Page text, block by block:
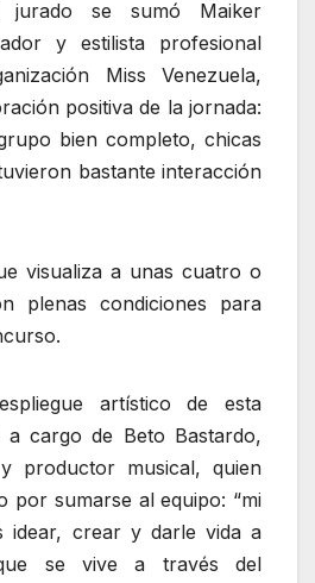
se sumó Maiker
y estilista profesional
Miss Venezuela,
positiva de la jornada:
bien completo, chicas
bastante interacción
visualiza a unas cuatro o
plenas condiciones para
artístico de esta
a cargo de Beto Bastardo,
productor musical, quien
por sumarse al equipo: “mi
idear, crear y darle vida a
se vive a través del